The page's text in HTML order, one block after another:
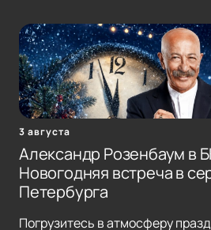
3 августа
Александр Розенбаум в
Новогодняя встреча в
Петербурга
Погрузитесь в атмосферу